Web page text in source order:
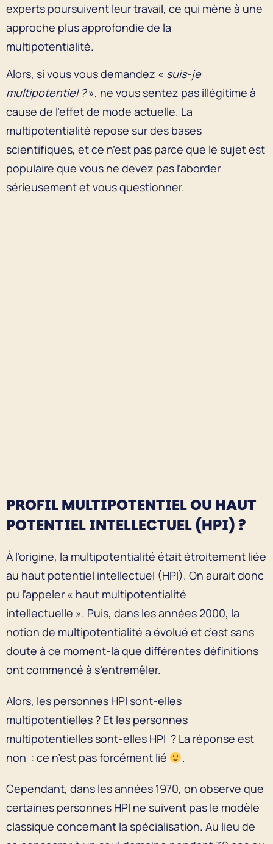
experts poursuivent leur travail, ce qui mène à une
approche plus approfondie de la
multipotentialité.
Alors, si vous vous demandez « suis-je
multipotentiel ?», ne vous sentez pas illégitime à
cause de l’effet de mode actuelle. La
multipotentialité repose sur des bases
scientifiques, et ce n’est pas parce que le sujet est
populaire que vous ne devez pas l’aborder
sérieusement et vous questionner.
PROFIL MULTIPOTENTIEL OU HAUT
POTENTIEL INTELLECTUEL (HPI) ?
À l’origine, la multipotentialité était étroitement liée
au haut potentiel intellectuel (HPI). On aurait donc
pu l’appeler « haut multipotentialité
intellectuelle ». Puis, dans les années 2000, la
notion de multipotentialité a évolué et c’est sans
doute à ce moment-là que différentes définitions
ont commencé à s’entremêler.
Alors, les personnes HPI sont-elles
multipotentielles ? Et les personnes
multipotentielles sont-elles HPI ? La réponse est
non : ce n’est pas forcément lié
.
Cependant, dans les années 1970, on observe que
certaines personnes HPI ne suivent pas le modèle
classique concernant la spécialisation. Au lieu de